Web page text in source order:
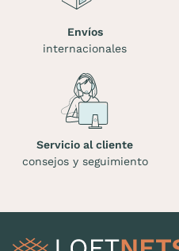
Envíos
internacionales
Servicio al cliente
consejos y seguimiento